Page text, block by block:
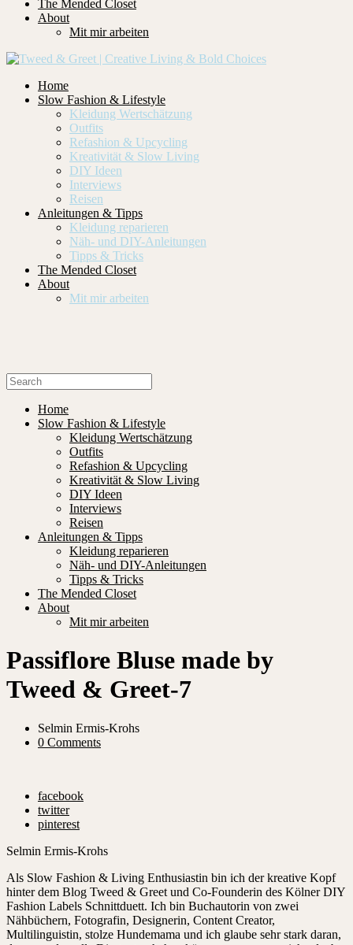
The Mended Closet
About
Mit mir arbeiten
Home
Slow Fashion & Lifestyle
Kleidung Wertschätzung
Outfits
Refashion & Upcycling
Kreativität & Slow Living
DIY Ideen
Interviews
Reisen
Anleitungen & Tipps
Kleidung reparieren
Näh- und DIY-Anleitungen
Tipps & Tricks
The Mended Closet
About
Mit mir arbeiten
Home
Slow Fashion & Lifestyle
Kleidung Wertschätzung
Outfits
Refashion & Upcycling
Kreativität & Slow Living
DIY Ideen
Interviews
Reisen
Anleitungen & Tipps
Kleidung reparieren
Näh- und DIY-Anleitungen
Tipps & Tricks
The Mended Closet
About
Mit mir arbeiten
Passiflore Bluse made by
Tweed & Greet-7
Selmin Ermis-Krohs
0 Comments
facebook
twitter
pinterest
Selmin Ermis-Krohs
Als Slow Fashion & Living Enthusiastin bin ich der kreative Kopf
hinter dem Blog Tweed & Greet und Co-Founderin des Kölner DIY
Fashion Labels Schnittduett. Ich bin Buchautorin von zwei
Nähbüchern, Fotografin, Designerin, Content Creator,
Multilinguistin, stolze Hundemama und ich glaube sehr stark daran,